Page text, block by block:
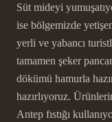
Süt mideyi
ise bölgemizde
yerli ve yabancı
tamamen şeker
dökümü hamurla
hazırlıyoruz.
Antep fıstığı